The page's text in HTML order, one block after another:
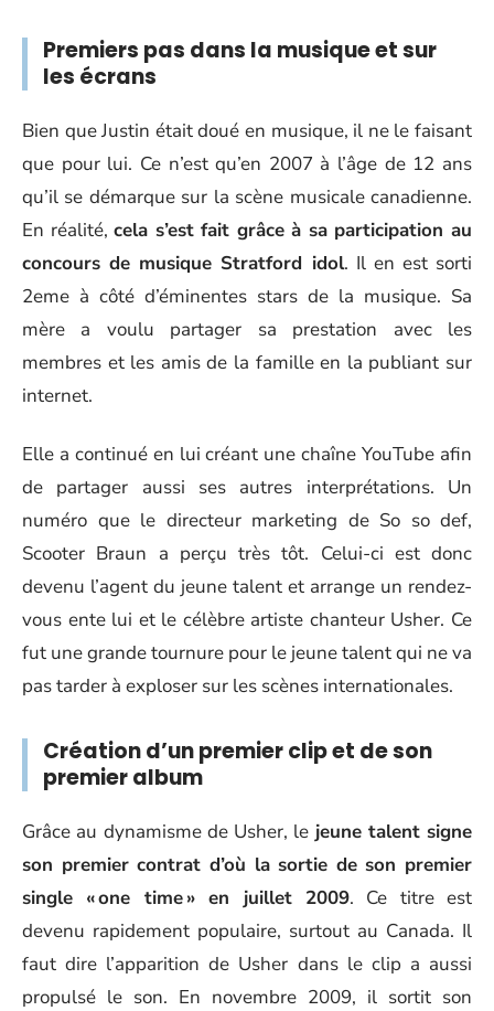
Premiers pas dans la musique et sur
les écrans
Bien que Justin était doué en musique, il ne le faisant
que pour lui. Ce n’est qu’en 2007 à l’âge de 12 ans
qu’il se démarque sur la scène musicale canadienne.
En réalité,cela s’est fait grâce à sa participation au
concours de musique Stratford idol. Il en est sorti
2eme à côté d’éminentes stars de la musique. Sa
mère a voulu partager sa prestation avec les
membres et les amis de la famille en la publiant sur
internet.
Elle a continué en lui créant une chaîne YouTube afin
de partager aussi ses autres interprétations. Un
numéro que le directeur marketing de So so def,
Scooter Braun a perçu très tôt. Celui-ci est donc
devenu l’agent du jeune talent et arrange un rendez-
vous ente lui et le célèbre artiste chanteur Usher. Ce
fut une grande tournure pour le jeune talent qui ne va
pas tarder à exploser sur les scènes internationales.
Création d’un premier clip et de son
premier album
Grâce au dynamisme de Usher, le jeune talent signe
son premier contrat d’où la sortie de son premier
single « one time » en juillet 2009. Ce titre est
devenu rapidement populaire, surtout au Canada. Il
faut dire l’apparition de Usher dans le clip a aussi
propulsé le son. En novembre 2009, il sortit son